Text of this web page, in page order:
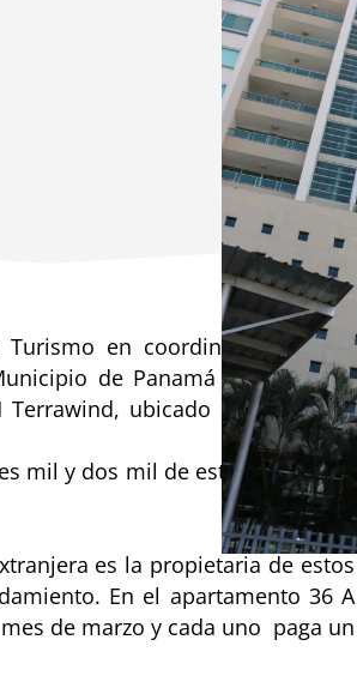
en coordinación con el
de Panamá pusieron al
ubicado en vía Israel,
mil y dos mil de este edificio, de
es la propietaria de estos
En el apartamento 36 A
de marzo y cada uno paga un